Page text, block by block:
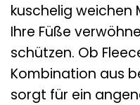
kuschelig weichen
Ihre Füße
schützen. Ob
Kombination aus
sorgt für ein